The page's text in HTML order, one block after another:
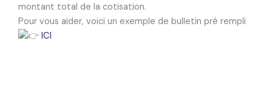
montant total de la cotisation.
Pour vous aider, voici un exemple de bulletin pré rempli
ICI